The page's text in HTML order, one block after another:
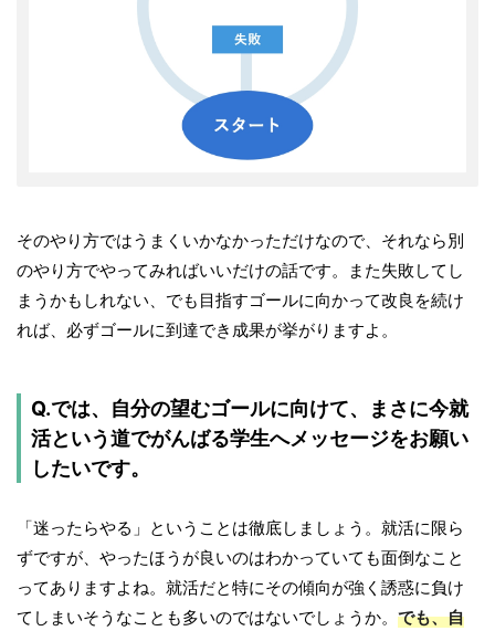
そのやり方ではうまくいかなかっただけなので、それなら別
のやり方でやってみればいいだけの話です。また失敗してし
まうかもしれない、でも目指すゴールに向かって改良を続け
れば、必ずゴールに到達でき成果が挙がりますよ。
Q.では、自分の望むゴールに向けて、まさに今就
活という道でがんばる学生へメッセージをお願い
したいです。
「迷ったらやる」ということは徹底しましょう。就活に限ら
ずですが、やったほうが良いのはわかっていても面倒なこと
ってありますよね。就活だと特にその傾向が強く誘惑に負け
てしまいそうなことも多いのではないでしょうか。 でも、自